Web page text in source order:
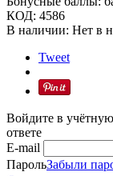
КОД: 4586
В наличии: Нет в
Tweet
Войдите в
ответе
E-mail
ПарольЗабыли